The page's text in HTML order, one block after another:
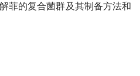
菲的复合菌群及其制备方法和